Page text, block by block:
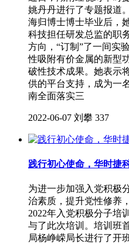
姚丹丹进行了专题报道
海归博士博士毕业后，
科技担任研发总监的职
方向，“订制”了一间实
性吸附有价金属的新型
破性技术成果。她表示
供的平台支持，成为一
南全面落实三
2022-06-07 刘攀 337
践行初心使命，华时捷
为进一步加强入党积极
治素质，提升党性修养
2022年入党积极分子培
与了此次培训。培训班
局杨峥嵘局长进行了开